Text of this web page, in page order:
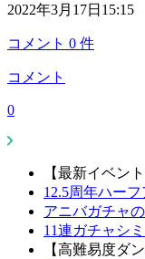
2022年3月17日15:15
コメント 0 件
コメント
0
【最新イベント
12.5周年ハー
アニバガチャ
11連ガチャシ
【高難易度ダ